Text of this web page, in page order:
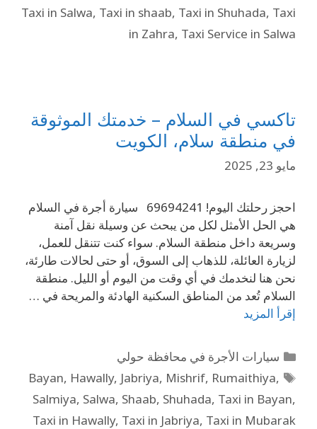
Taxi in Salwa, Taxi in shaab, Taxi in Shuhada, Taxi
in Zahra, Taxi Service in Salwa
تاكسي في السلام – خدمتك الموثوقة
في منطقة سلام، الكويت
مايو 23, 2025
احجز رحلتك اليوم! 69694241 سيارة أجرة في السلام
هي الحل الأمثل لكل من يبحث عن وسيلة نقل آمنة
وسريعة داخل منطقة السلام. سواء كنت تتنقل للعمل،
لزيارة العائلة، للذهاب إلى السوق، أو حتى لحالات طارئة،
نحن هنا لنخدمك في أي وقت من اليوم أو الليل. منطقة
السلام تُعد من المناطق السكنية الهادئة والمريحة في …
إقرأ المزيد
سيارات الأجرة في محافظة حولي
Bayan, Hawally, Jabriya, Mishrif, Rumaithiya,
Salmiya, Salwa, Shaab, Shuhada, Taxi in Bayan,
Taxi in Hawally, Taxi in Jabriya, Taxi in Mubarak